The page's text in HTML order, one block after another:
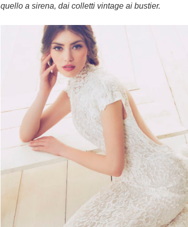
quello a sirena, dai colletti vintage ai bustier.